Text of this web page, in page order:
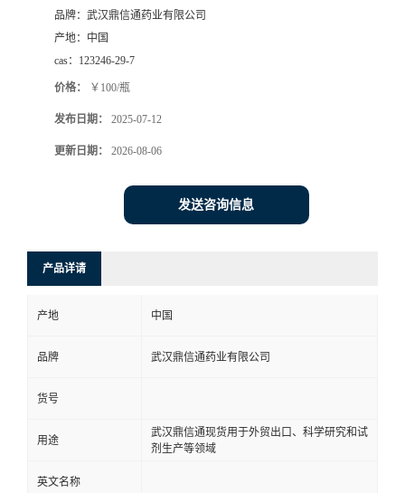
品牌： 武汉鼎信通药业有限公司
产地： 中国
cas： 123246-29-7
价格： ￥100/瓶
发布日期： 2025-07-12
更新日期： 2026-08-06
发送咨询信息
产品详请
产地 中国
品牌 武汉鼎信通药业有限公司
货号
用途
武汉鼎信通现货用于外贸出口、科学研究和试
剂生产等领域
英文名称